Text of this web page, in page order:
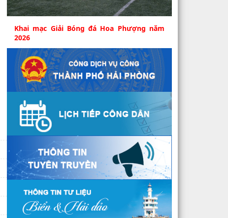
Khai mạc Giải Bóng đá Hoa Phượng năm
2026
Sáng 6/8, tại Sân tập Câu lạc bộ Bóng đá Hải
Phòng (phường An Biên) diễn ra Lễ khai mạc
Giải bóng...